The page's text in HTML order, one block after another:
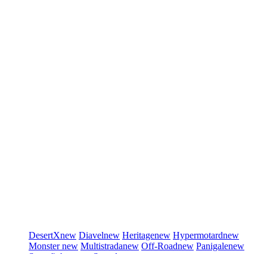
DesertXnew Diavelnew Heritagenew Hypermotardnew
Monsternew Multistradanew Off-Roadnew Panigalenew